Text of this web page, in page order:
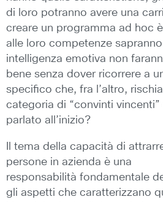
di loro potranno avere una
creare un programma ad hoc
alle loro competenze
intelligenza emotiva non
bene senza dover ricorrere a
specifico che, fra l’altro,
categoria di “convinti
parlato all’inizio?
Il tema della capacità di
persone in azienda è una
responsabilità fondamentale
gli aspetti che caratterizzano